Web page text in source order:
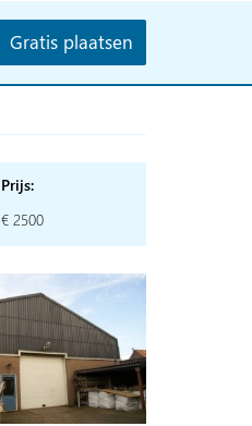
Gratis plaatsen
Prijs:
€ 2500